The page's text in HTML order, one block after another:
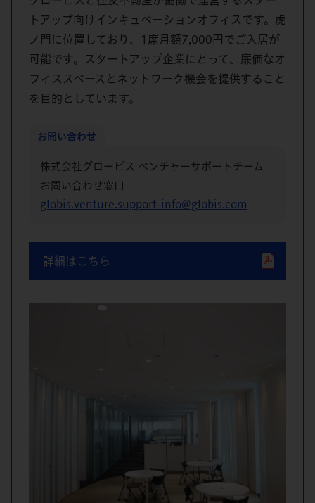
トアップ向けインキュベーションオフィスです。虎
ノ門に位置しており、1席月額7,000円でご入居が
可能です。スタートアップ企業にとって、廉価なオ
フィススペースとネットワーク機会を提供すること
を目的としています。
お問い合わせ
株式会社グロービス ベンチャーサポートチーム
お問い合わせ窓口
globis.venture.support-info@globis.com
詳細はこちら